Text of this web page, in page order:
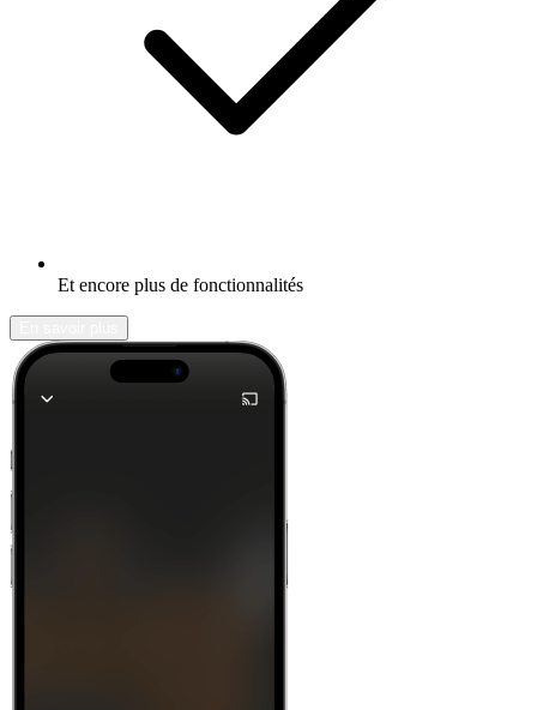
Et encore plus de fonctionnalités